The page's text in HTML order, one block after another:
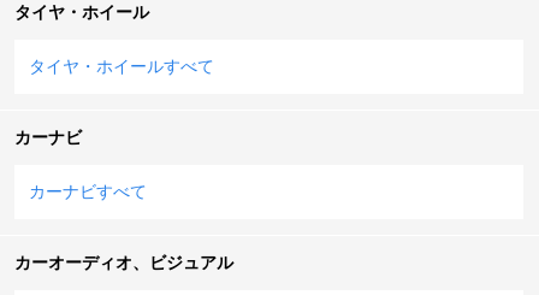
タイヤ・ホイール
タイヤ・ホイールすべて
カーナビ
カーナビすべて
カーオーディオ、ビジュアル